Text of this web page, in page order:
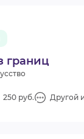
границ
250 руб. Другой